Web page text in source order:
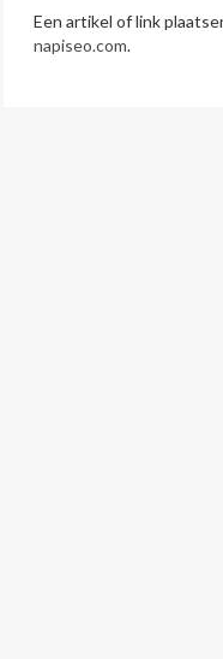
Een artikel of link
napiseo.com.